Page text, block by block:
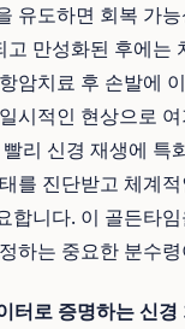
유도하면 회복 가
만성화된 후에는
암치료 후 손발에
시적인 현상으로
리 신경 재생에 특
를 진단받고 체계
합니다. 이 골든타
하는 중요한 분수
터로 증명하는 신경